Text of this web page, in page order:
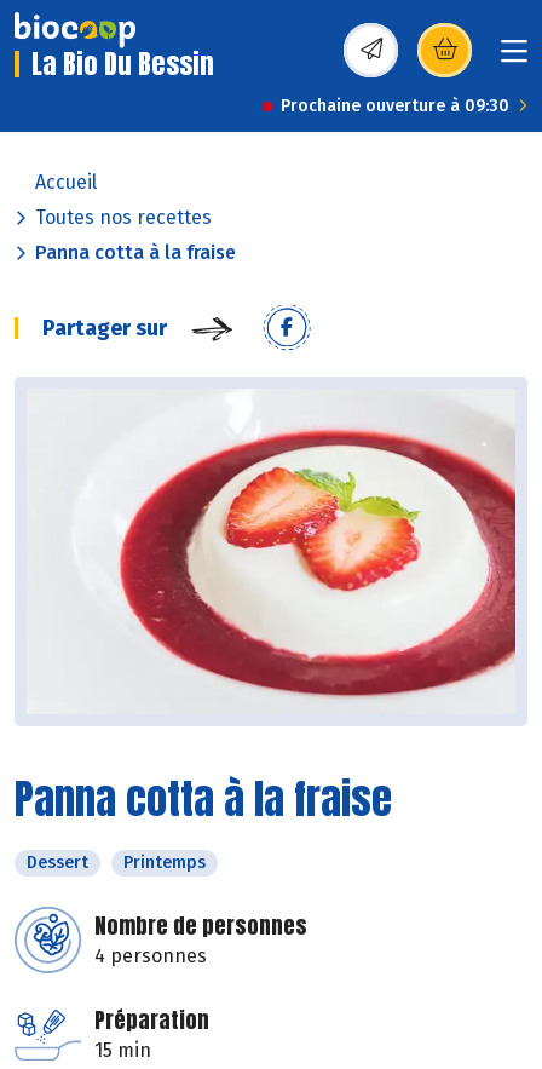
La Bio Du Bessin (s’ouvre dans une
Prochaine ouverture à 09:30
Accueil
Toutes nos recettes
Panna cotta à la fraise
Partager sur
Panna cotta à la fraise
Dessert Printemps
Nombre de personnes
4 personnes
Préparation
15 min